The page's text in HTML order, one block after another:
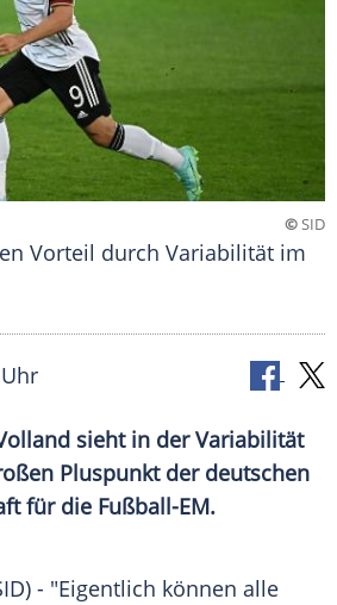
©SID
Vorteil durch Variabilität im
sieht in derVariabilität
Pluspunkt der deutschen
für die Fußball-EM.
- "Eigentlich können alle